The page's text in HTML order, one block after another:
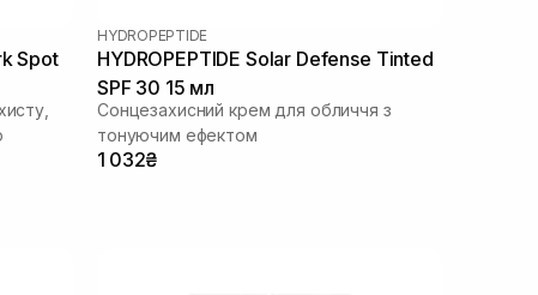
Spot
HYDROPEPTIDE
HYDROPEPTIDE Solar Defense Tinted
SPF 30 15 мл
Сонцезахисний крем для обличчя з
тонуючим ефектом
1 032₴